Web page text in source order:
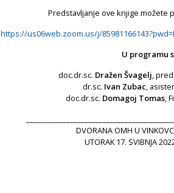
Predstavljanje ove knjige možete
https://us06web.zoom.us/j/
U programu
doc.dr.sc. Dražen Švagelj,
dr.sc. Ivan Zubac,
doc.dr.sc. Domagoj Tomas,
DVORANA OMH U
UTORAK 17. SVIBNJA